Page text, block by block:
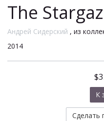
The
Андрей Сидерский , из
2014
К
Сделать